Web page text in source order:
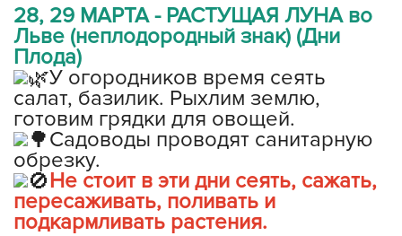
28, 29 МАРТА - РАСТУЩАЯ ЛУНА во
Льве (неплодородный знак) (Дни
Плода)
У огородников время сеять
салат, базилик. Рыхлим землю,
готовим грядки для овощей.
Садоводы проводят санитарную
обрезку.
Не стоит в эти дни сеять, сажать,
пересаживать, поливать и
подкармливать растения.